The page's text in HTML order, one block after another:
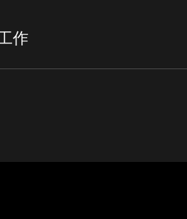
作